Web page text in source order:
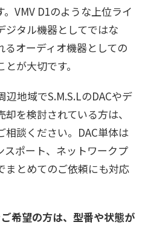
VMV D1のような上位ライ
ジタル機器としてではな
るオーディオ機器としての
が大切です。
地域でS.M.S.LのDACやデ
を検討されている方は、
相談ください。DAC単体は
スポート、ネットワークプ
まとめてのご依頼にも対応
希望の方は、型番や状態が